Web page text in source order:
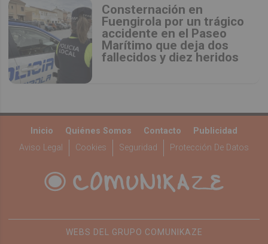
Consternación en
Fuengirola por un trágico
accidente en el Paseo
Marítimo que deja dos
fallecidos y diez heridos
Inicio Quiénes Somos Contacto
Publicidad
Aviso Legal
Cookies Seguridad Protección De Datos
WEBS DEL GRUPO COMUNIKAZE